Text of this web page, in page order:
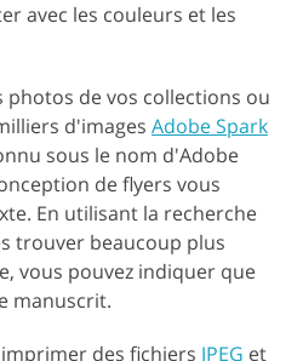
avec les couleurs et les
photos de vos collections ou
d'images Adobe Spark
sous le nom d'Adobe
de flyers vous
En utilisant la recherche
trouver beaucoup plus
vous pouvez indiquer que
manuscrit.
des fichiers JPEG et